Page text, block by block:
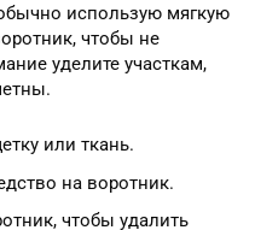
использую мягкую
чтобы не
уделите участкам,
или ткань.
на воротник.
чтобы удалить